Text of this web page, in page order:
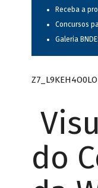
Receba a
Concursos
Galeria
do